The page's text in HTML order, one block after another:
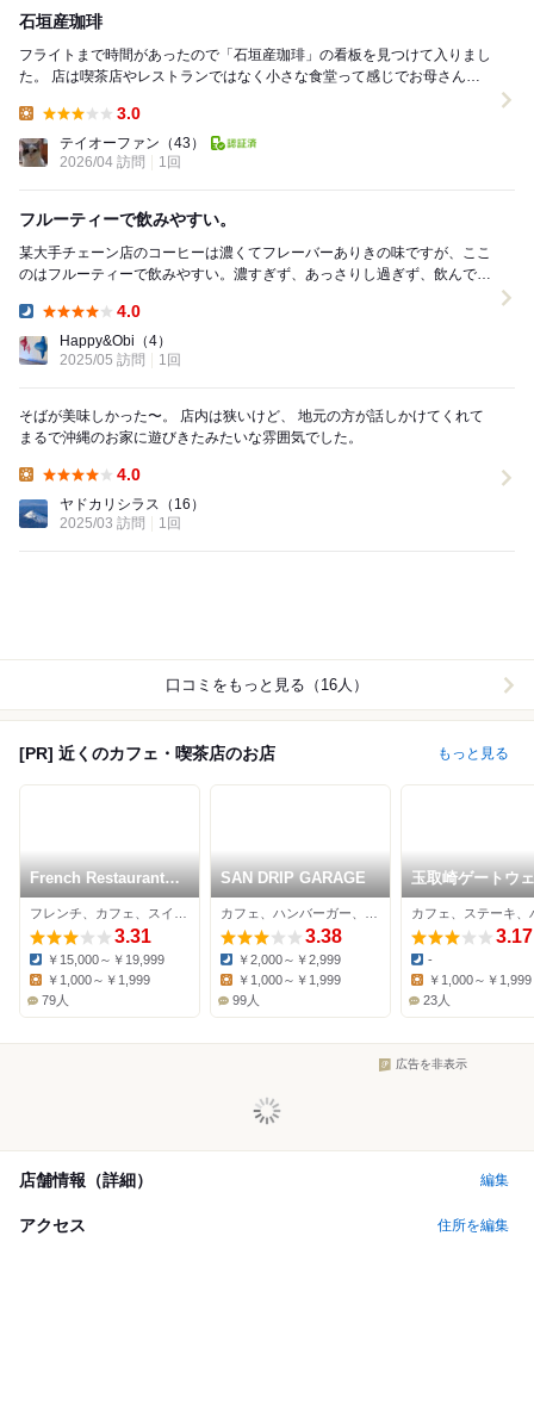
石垣産珈琲
フライトまで時間があったので「石垣産珈琲」の看板を見つけて入りまし
た。 店は喫茶店やレストランではなく小さな食堂って感じでお母さんが
3.0
テイオーファン （43）
2026/04 訪問
1回
フルーティーで飲みやすい。
某大手チェーン店のコーヒーは濃くてフレーバーありきの味ですが、ここ
のはフルーティーで飲みやすい。濃すぎず、あっさりし過ぎず、飲んでて
4.0
Happy&Obi （4）
2025/05 訪問
1回
そばが美味しかった〜。 店内は狭いけど、 地元の方が話しかけてくれて
まるで沖縄のお家に遊びきたみたいな雰囲気でした。
4.0
ヤドカリシラス （16）
2025/03 訪問
1回
口コミをもっと見る（16人）
[PR] 近くのカフェ・喫茶店のお店 もっと見る
French Restaurant
St.ELMO ISHIGAKI
3.31
Dinner:
￥15,000～￥19,999
Lunch:
￥1,000～￥1,999
79人
SAN DRIP GARAGE
3.38
Dinner:
￥2,000～￥2,999
Lunch:
￥1,000～￥1,999
99人
玉取崎ゲートウ
3.17
Dinner:
-
Lunch:
￥1,000～￥1,999
23人
広告を非表示
店舗情報（詳細） 編集
アクセス 住所を編集